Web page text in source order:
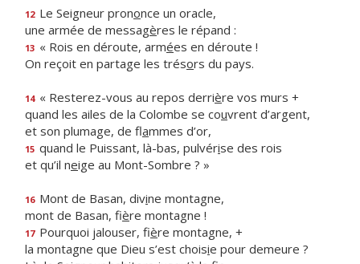
12 Le Seigneur prononce un oracle,
une armée de messagères le répand :
13 « Rois en déroute, armées en déroute !
On reçoit en partage les trésors du pays.
14 « Resterez-vous au repos derrière vos murs +
quand les ailes de la Colombe se couvrent d’argent,
et son plumage, de flammes d’or,
15 quand le Puissant, là-bas, pulvérise des rois
et qu’il neige au Mont-Sombre ? »
16 Mont de Basan, divine montagne,
mont de Basan, fière montagne !
17 Pourquoi jalouser, fière montagne, +
la montagne que Dieu s’est choisie pour demeure ?